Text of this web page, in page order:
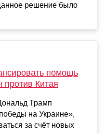
решение было
помощь
против Китая
Трамп
на Украине»,
за счёт новых